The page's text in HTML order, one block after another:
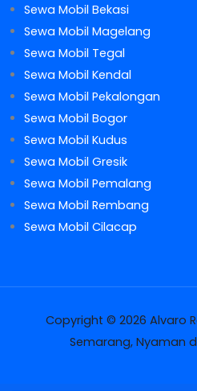
Sewa Mobil Bekasi
Sewa Mobil Magelang
Sewa Mobil Tegal
Sewa Mobil Kendal
Sewa Mobil Pekalongan
Sewa Mobil Bogor
Sewa Mobil Kudus
Sewa Mobil Gresik
Sewa Mobil Pemalang
Sewa Mobil Rembang
Sewa Mobil Cilacap
Copyright © 2026 Alvaro
Semarang, Nyaman